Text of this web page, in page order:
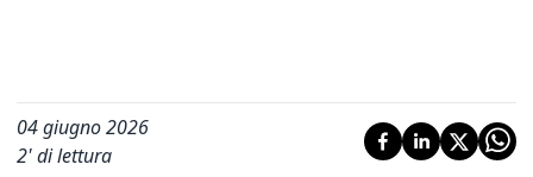
04 giugno 2026
2' di lettura